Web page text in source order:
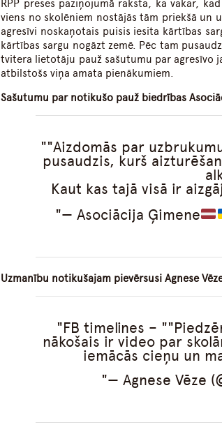
RPP preses paziņojumā raksta, ka vakar,
viens no skolēniem nostājās tām priekšā un
agresīvi noskaņotais puisis iesita kārtības
kārtības sargu nogāzt zemē. Pēc tam
tvitera lietotāju pauž sašutumu par agresīvo
atbilstošs viņa amata pienākumiem.
Sašutumu par notikušo pauž biedrības
"Aizdomās par
pusaudzis, kurš
Kaut kas tajā visā ir
— Asociācija Ģimene
Uzmanību notikušajam pievērsusi Agnese
FB timelines –
nākošais ir video par
iemācās cieņu un
— Agnese Vēze